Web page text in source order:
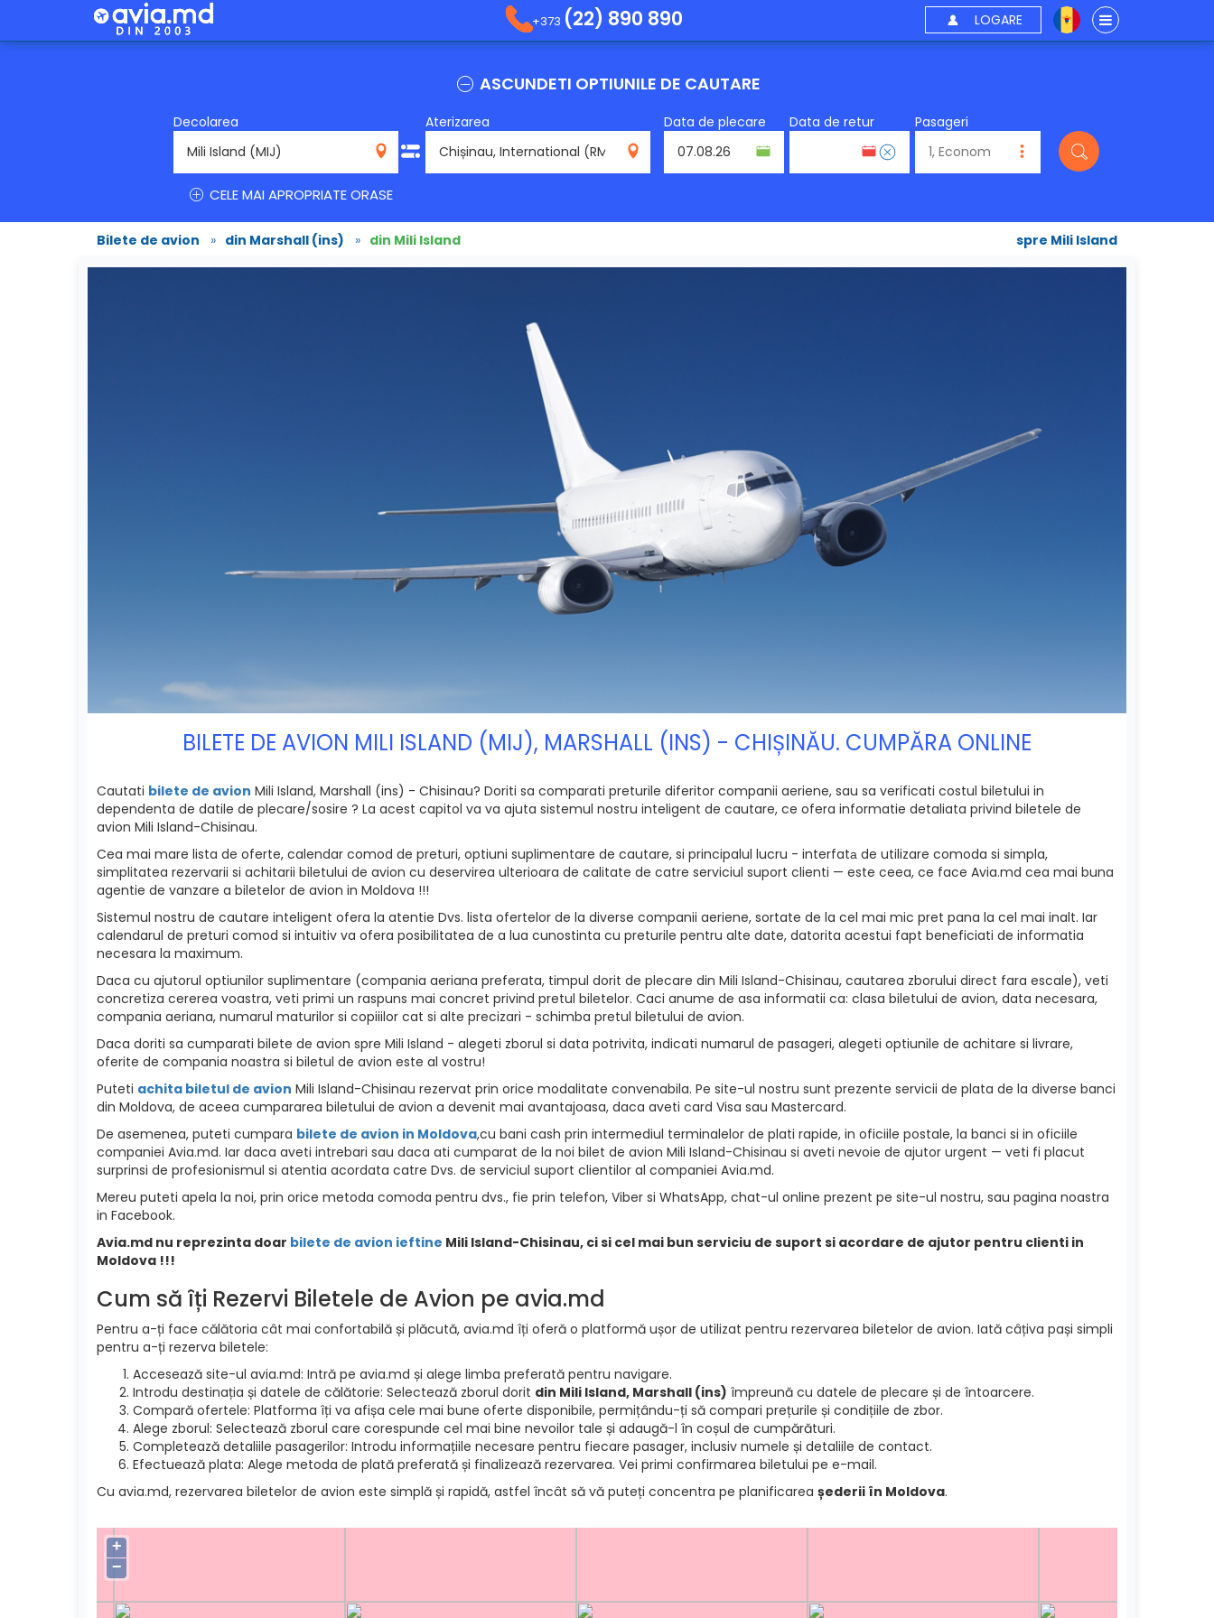
+373 (22) 890 890 LOGARE
ASCUNDETI OPTIUNILE DE CAUTARE
Decolarea
Aterizarea
RMO
Data de plecare Data de retur Pasageri
CELE MAI APROPRIATE ORASE
Bilete de avion » din Marshall (ins) » din Mili Island spre Mili Island
BILETE DE AVION MILI ISLAND (MIJ), MARSHALL (INS) - CHIȘINĂU. CUMPĂRA ONLINE
Cautati bilete de avion Mili Island, Marshall (ins) - Chisinau? Doriti sa comparati preturile diferitor companii aeriene, sau sa verificati costul biletului in
dependenta de datile de plecare/sosire ? La acest capitol va va ajuta sistemul nostru inteligent de cautare, ce ofera informatie detaliata privind biletele de
avion Mili Island-Chisinau.
Cea mai mare lista de oferte, calendar comod de preturi, optiuni suplimentare de cautare, si principalul lucru - interfatа de utilizare comoda si simpla,
simplitatea rezervarii si achitarii biletului de avion cu deservirea ulterioara de calitate de catre serviciul suport clienti — este ceea, ce face Avia.md cea mai buna
agentie de vanzare a biletelor de avion in Moldova !!!
Sistemul nostru de cautare inteligent ofera la atentie Dvs. lista ofertelor de la diverse companii aeriene, sortate de la cel mai mic pret pana la cel mai inalt. Iar
calendarul de preturi comod si intuitiv va ofera posibilitatea de a lua cunostinta cu preturile pentru alte date, datorita acestui fapt beneficiati de informatia
necesara la maximum.
Daca cu ajutorul optiunilor suplimentare (compania aeriana preferata, timpul dorit de plecare din Mili Island-Chisinau, cautarea zborului direct fara escale), veti
concretiza cererea voastra, veti primi un raspuns mai concret privind pretul biletelor. Caci anume de asa informatii ca: clasa biletului de avion, data necesara,
compania aeriana, numarul maturilor si copiiilor cat si alte precizari - schimba pretul biletului de avion.
Daca doriti sa cumparati bilete de avion spre Mili Island - alegeti zborul si data potrivita, indicati numarul de pasageri, alegeti optiunile de achitare si livrare,
oferite de compania noastra si biletul de avion este al vostru!
Puteti achita biletul de avion Mili Island-Chisinau rezervat prin orice modalitate convenabila. Pe site-ul nostru sunt prezente servicii de plata de la diverse banci
din Moldova, de aceea cumpararea biletului de avion a devenit mai avantajoasa, daca aveti card Visa sau Mastercard.
De asemenea, puteti cumpara bilete de avion in Moldova,cu bani cash prin intermediul terminalelor de plati rapide, in oficiile postale, la banci si in oficiile
companiei Avia.md. Iar daca aveti intrebari sau daca ati cumparat de la noi bilet de avion Mili Island-Chisinau si aveti nevoie de ajutor urgent — veti fi placut
surprinsi de profesionismul si atentia acordata catre Dvs. de serviciul suport clientilor al companiei Avia.md.
Mereu puteti apela la noi, prin orice metoda comoda pentru dvs., fie prin telefon, Viber si WhatsApp, chat-ul online prezent pe site-ul nostru, sau pagina noastra
in Facebook.
Avia.md nu reprezinta doar bilete de avion ieftine Mili Island-Chisinau, ci si cel mai bun serviciu de suport si acordare de ajutor pentru clienti in
Moldova !!!
Cum să îți Rezervi Biletele de Avion pe avia.md
Pentru a-ți face călătoria cât mai confortabilă și plăcută, avia.md îți oferă o platformă ușor de utilizat pentru rezervarea biletelor de avion. Iată câțiva pași simpli
pentru a-ți rezerva biletele:
Accesează site-ul avia.md: Intră pe avia.md și alege limba preferată pentru navigare.
Introdu destinația și datele de călătorie: Selectează zborul dorit din Mili Island, Marshall (ins) împreună cu datele de plecare și de întoarcere.
Compară ofertele: Platforma îți va afișa cele mai bune oferte disponibile, permițându-ți să compari prețurile și condițiile de zbor.
Alege zborul: Selectează zborul care corespunde cel mai bine nevoilor tale și adaugă-l în coșul de cumpărături.
Completează detaliile pasagerilor: Introdu informațiile necesare pentru fiecare pasager, inclusiv numele și detaliile de contact.
Efectuează plata: Alege metoda de plată preferată și finalizează rezervarea. Vei primi confirmarea biletului pe e-mail.
Cu avia.md, rezervarea biletelor de avion este simplă și rapidă, astfel încât să vă puteți concentra pe planificarea șederii în Moldova.
+
−